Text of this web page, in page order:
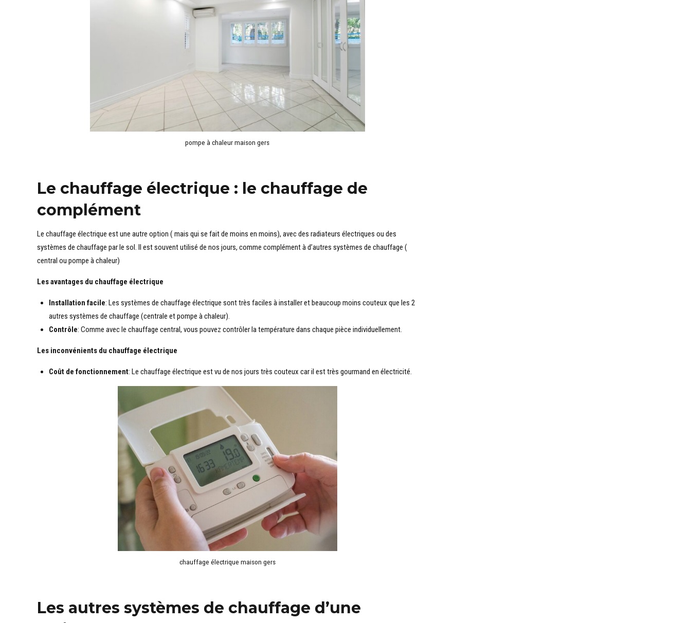
pompe à chaleur maison gers
Le chauffage électrique : le chauffage de
complément
Le chauffage électrique est une autre option ( mais qui se fait de moins en moins), avec des radiateurs électriques ou des
systèmes de chauffage par le sol. Il est souvent utilisé de nos jours, comme complément à d’autres systèmes de chauffage (
central ou pompe à chaleur)
Les avantages du chauffage électrique
Installation facile: Les systèmes de chauffage électrique sont très faciles à installer et beaucoup moins couteux que les 2
autres systèmes de chauffage (centrale et pompe à chaleur).
Contrôle: Comme avec le chauffage central, vous pouvez contrôler la température dans chaque pièce individuellement.
Les inconvénients du chauffage électrique
Coût de fonctionnement: Le chauffage électrique est vu de nos jours très couteux car il est très gourmand en électricité.
chauffage électrique maison gers
Les autres systèmes de chauffage d’une